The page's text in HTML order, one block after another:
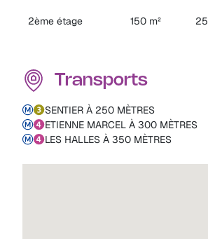
2ème étage 150 m² 25
Transports
SENTIER À 250 MÈTRES
ETIENNE MARCEL À 300 MÈTRES
LES HALLES À 350 MÈTRES